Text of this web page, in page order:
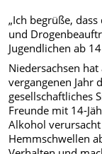
„Ich begrüße,
und
Jugendlichen ab
Niedersachsen
vergangenen Jahr
gesellschaftliches
Freunde mit 14-
Alkohol
Hemmschwellen